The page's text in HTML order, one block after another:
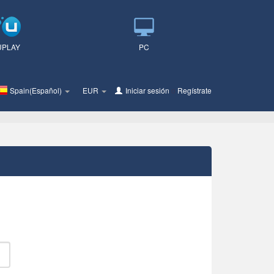
PC
Spain(Español) EUR Iniciar sesión Regístrate